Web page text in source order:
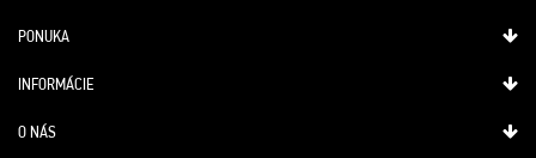
PONUKA
INFORMÁCIE
O NÁS